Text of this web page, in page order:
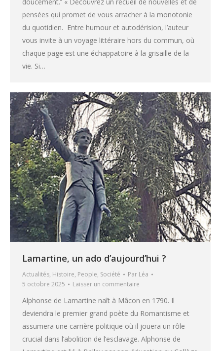
pensées qui promet de vous arracher à la monotonie
du quotidien. Entre humour et autodérision, l’auteur
vous invite à un voyage littéraire hors du commun, où
chaque page est une échappatoire à la grisaille de la
vie. Si…
Lamartine, un ado d’aujourd’hui ?
Actualités, Histoire, People, Société Par Léa
5 octobre 2025
Laisser un commentaire
Alphonse de Lamartine naît à Mâcon en 1790. Il
deviendra le premier grand poète du Romantisme et
assumera une carrière politique où il jouera un rôle
crucial dans l’abolition de l’esclavage. Alphonse de